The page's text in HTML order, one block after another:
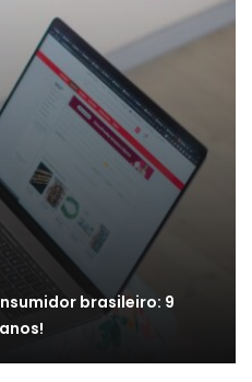
brasileiro: 9